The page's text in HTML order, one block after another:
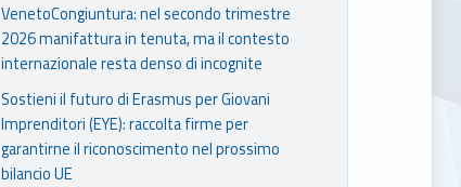
VenetoCongiuntura: nel secondo trimestre
2026 manifattura in tenuta, ma il contesto
internazionale resta denso di incognite
Sostieni il futuro di Erasmus per Giovani
Imprenditori (EYE): raccolta firme per
garantirne il riconoscimento nel prossimo
bilancio UE